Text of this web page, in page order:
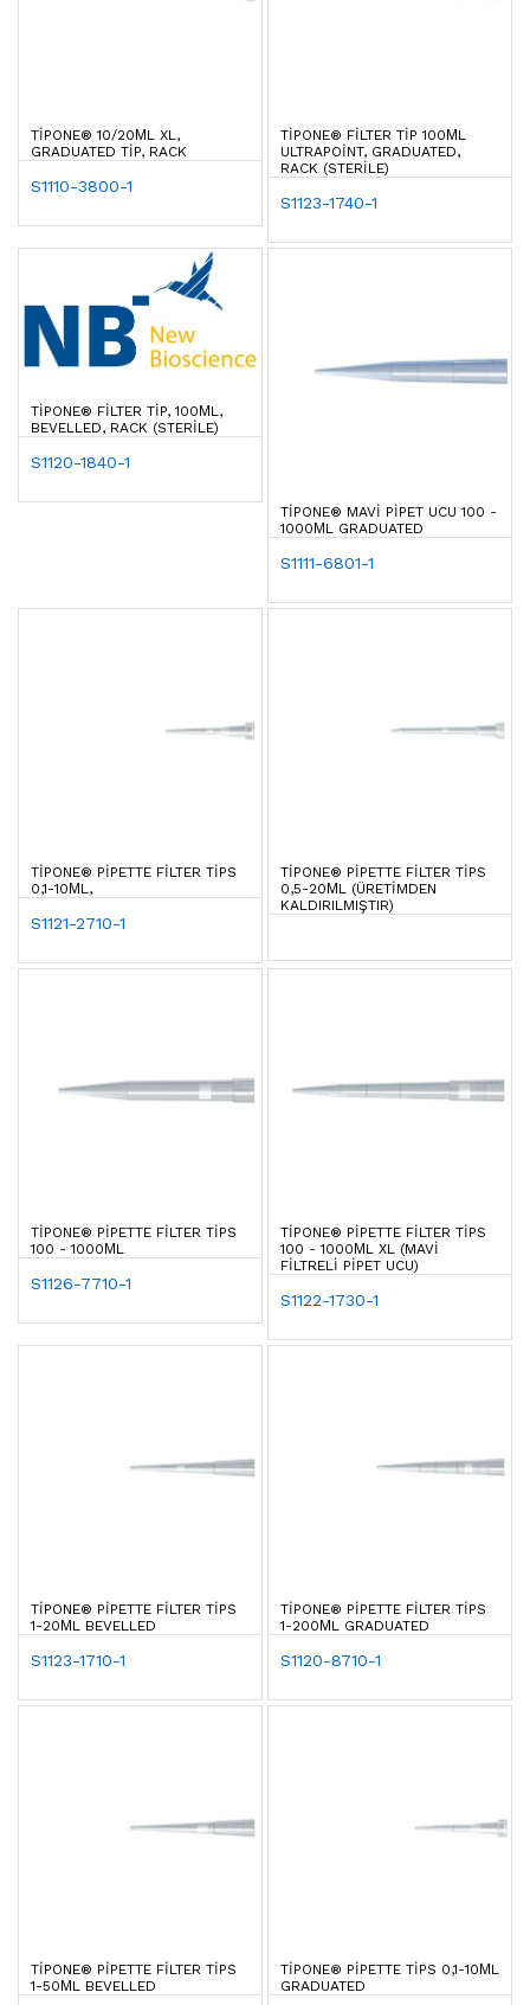
TIPONE® 10/20ΜL XL,
GRADUATED TIP, RACK
S1110-3800-1
TIPONE® FILTER TIP 100ΜL
ULTRAPOINT, GRADUATED,
RACK (STERILE)
S1123-1740-1
TIPONE® FILTER TIP, 100ΜL,
BEVELLED, RACK (STERILE)
S1120-1840-1
TIPONE® MAVI PIPET UCU 100 -
1000ΜL GRADUATED
S1111-6801-1
TIPONE® PIPETTE FILTER TIPS
0,1-10ΜL,
S1121-2710-1
TIPONE® PIPETTE FILTER TIPS
0,5-20ΜL (ÜRETİMDEN
KALDIRILMIŞTIR)
TIPONE® PIPETTE FILTER TIPS
100 - 1000ΜL
S1126-7710-1
TIPONE® PIPETTE FILTER TIPS
100 - 1000ΜL XL (MAVI
FILTRELI PIPET UCU)
S1122-1730-1
TIPONE® PIPETTE FILTER TIPS
1-20ΜL BEVELLED
S1123-1710-1
TIPONE® PIPETTE FILTER TIPS
1-200ΜL GRADUATED
S1120-8710-1
TIPONE® PIPETTE FILTER TIPS
1-50ΜL BEVELLED
TIPONE® PIPETTE TIPS 0,1-10ΜL
GRADUATED